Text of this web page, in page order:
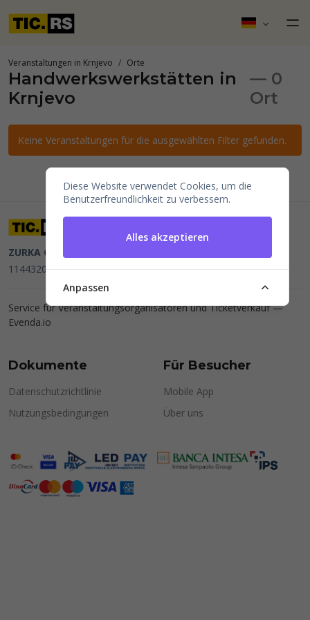
Veranstaltungen in Krnjevo Orte
Handwerkswerkstätten in
Krnjevo
— 0
Ort
Keine Veranstaltungen für die ausgewählten Filter gefunden.
ZURKA CE BITI DOO
114432064, MB 22023195,mail@tic.rs, +381 63 173 3142
Service für Veranstaltungsorganisatoren und Ticketverkauf —
Evenda.io
Dokumente
Datenschutzrichtlinie
Nutzungsbedingungen
Für Besucher
Mobile App
Über uns
Diese Website verwendet Cookies, um die
Benutzerfreundlichkeit zu verbessern.
Alles akzeptieren
Anpassen